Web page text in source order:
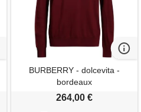
BURBERRY - dolcevita -
bordeaux
264,00 €